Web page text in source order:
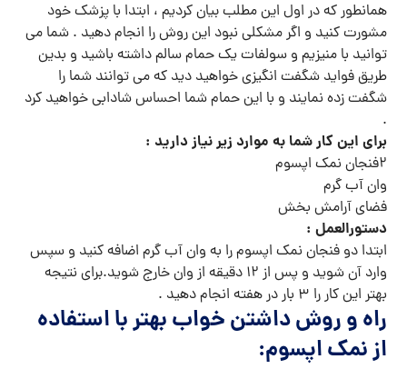
همانطور که در اول این مطلب بیان کردیم ، ابتدا با پزشک خود
مشورت کنید و اگر مشکلی نبود این روش را انجام دهید . شما می
توانید با منیزیم و سولفات یک حمام سالم داشته باشید و بدین
طریق فواید شگفت انگیزی خواهید دید که می توانند شما را
شگفت زده نمایند و با این حمام شما احساس شادابی خواهید کرد
.
برای این کار شما به موارد زیر نیاز دارید :
۲فنجان نمک اپسوم
وان آب گرم
فضای آرامش بخش
دستورالعمل :
ابتدا دو فنجان نمک اپسوم را به وان آب گرم اضافه کنید و سپس
وارد آن شوید و پس از ۱۲ دقیقه از وان خارج شوید.برای نتیجه
بهتر این کار را ۳ بار در هفته انجام دهید .
راه و روش داشتن خواب بهتر با استفاده
از نمک اپسوم: